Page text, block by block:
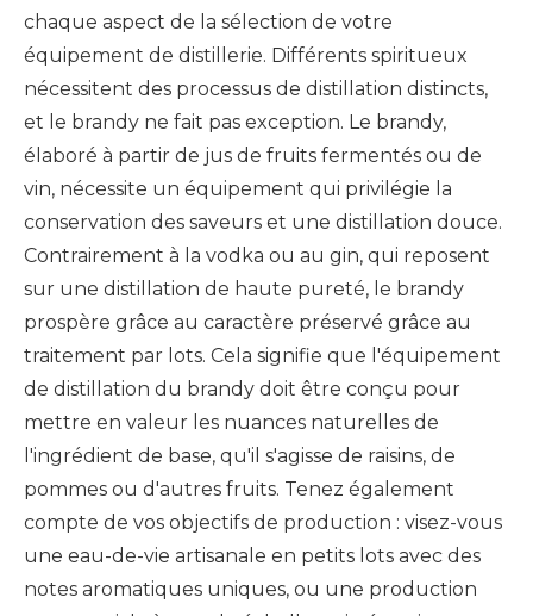
chaque aspect de la sélection de votre
équipement de distillerie. Différents spiritueux
nécessitent des processus de distillation distincts,
et le brandy ne fait pas exception. Le brandy,
élaboré à partir de jus de fruits fermentés ou de
vin, nécessite un équipement qui privilégie la
conservation des saveurs et une distillation douce.
Contrairement à la vodka ou au gin, qui reposent
sur une distillation de haute pureté, le brandy
prospère grâce au caractère préservé grâce au
traitement par lots. Cela signifie que l'équipement
de distillation du brandy doit être conçu pour
mettre en valeur les nuances naturelles de
l'ingrédient de base, qu'il s'agisse de raisins, de
pommes ou d'autres fruits. Tenez également
compte de vos objectifs de production : visez-vous
une eau-de-vie artisanale en petits lots avec des
notes aromatiques uniques, ou une production